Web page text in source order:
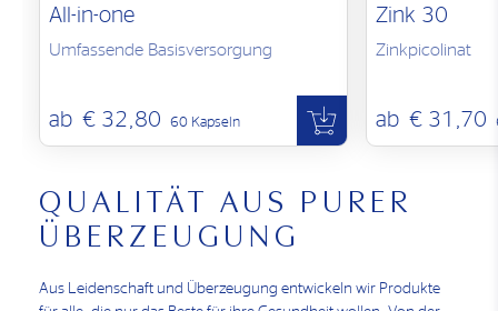
All-in-one
Umfassende Basisversorgung
ab € 32,80 60 Kapseln
Zink 30
Zinkpicolinat
ab € 31,70
QUALITÄT AUS PURER
ÜBERZEUGUNG
Aus Leidenschaft und Überzeugung entwickeln wir Produkte